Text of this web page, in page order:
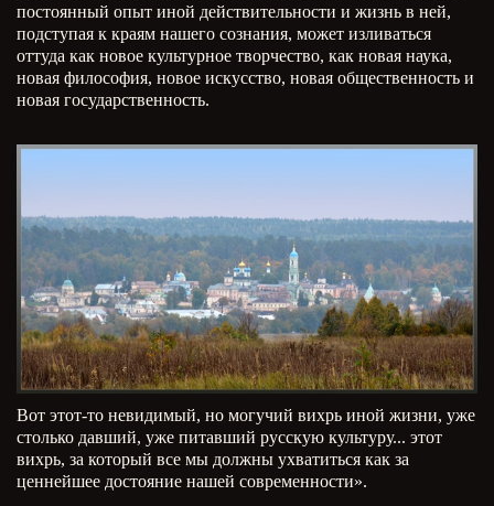
постоянный опыт иной действительности и жизнь в ней,
подступая к краям нашего сознания, может изливаться
оттуда как новое культурное творчество, как новая наука,
новая философия, новое искусство, новая общественность и
новая государственность.
Вот этот-то невидимый, но могучий вихрь иной жизни, уже
столько давший, уже питавший русскую культуру... этот
вихрь, за который все мы должны ухватиться как за
ценнейшее достояние нашей современности».